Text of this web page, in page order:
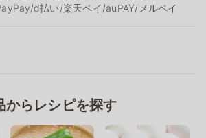
d払い/楽天ペイ/auPAY/メルペイ
からレシピを探す